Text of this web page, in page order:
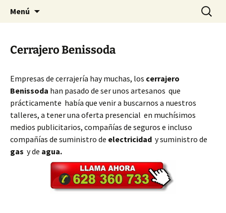
Cerrajeros Valencia – 628 360
733
Menú Buscar:
Cerrajero Benissoda
Empresas de cerrajería hay muchas, los cerrajero
Benissoda han pasado de ser unos artesanos que
prácticamente había que venir a buscarnos a nuestros
talleres, a tener una oferta presencial en muchísimos
medios publicitarios, compañías de seguros e incluso
compañías de suministro de electricidad y suministro de
gas y de agua.